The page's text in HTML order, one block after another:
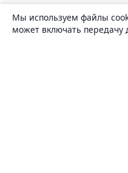
Мы используем файлы
может включать